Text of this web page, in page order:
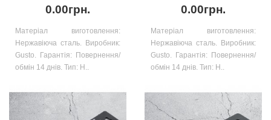
0.00грн.
Матеріал виготовлення:
Нержавіюча сталь. Виробник:
Gusto. Гарантія: Повернення/
обмін 14 днів. Тип: Н..
0.00грн.
Матеріал виготовлення:
Нержавіюча сталь. Виробник:
Gusto. Гарантія: Повернення/
обмін 14 днів. Тип: Н..